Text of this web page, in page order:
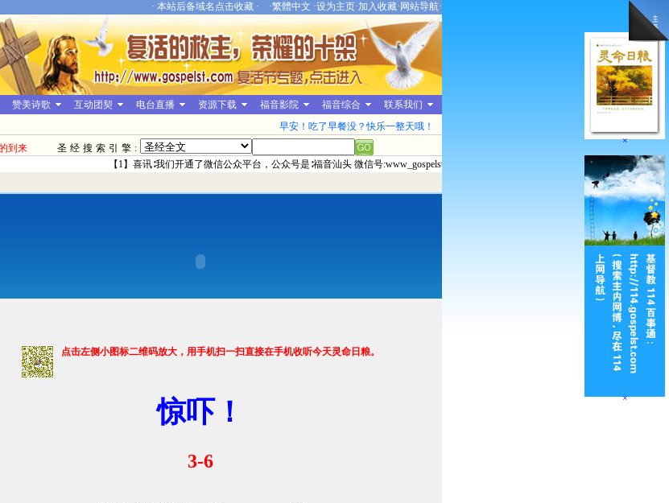
· 本站后备域名点击收藏 · ·繁體中文 ·设为主页·加入收藏· 网站导航·
赞美诗歌 互动团契 电台直播 资源下载 福音影院 福音综合
联系我们
早安！吃了早餐没？快乐一整天哦！
到来
圣经搜索引擎:
【1】喜讯∶我们开通了微信公众平台，公众号是∶福音汕头 微信号:www_gospelst_com2006本平台每日推送「灵命日粮有声版」在
点击左侧小图标二维码放大，用手机扫一扫直接在手机收听今天灵命日粮。
惊吓！
3-6
×
×